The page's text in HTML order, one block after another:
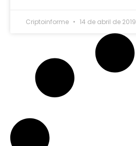
Criptoinforme 14 de abril de 2019